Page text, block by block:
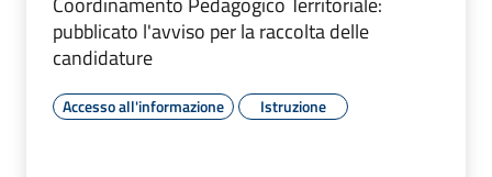
pubblicato l'avviso per la raccolta delle
candidature
Accesso all'informazione Istruzione